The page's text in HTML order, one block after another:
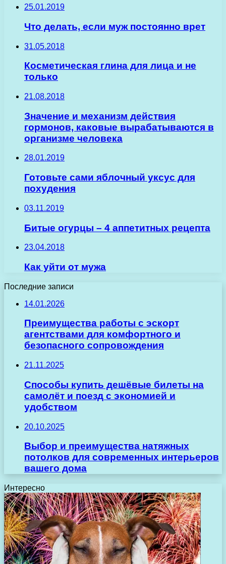
25.01.2019
Что делать, если муж постоянно врет
31.05.2018
Косметическая глина для лица и не
только
21.08.2018
Значение и механизм действия
гормонов, каковые вырабатываются в
организме человека
28.01.2019
Готовьте сами яблочный уксус для
похудения
03.11.2019
Битые огурцы – 4 аппетитных рецепта
23.04.2018
Как уйти от мужа
Последние записи
14.01.2026
Преимущества работы с эскорт
агентствами для комфортного и
безопасного сопровождения
21.11.2025
Способы купить дешёвые билеты на
самолёт и поезд с экономией и
удобством
20.10.2025
Выбор и преимущества натяжных
потолков для современных интерьеров
вашего дома
Интересно